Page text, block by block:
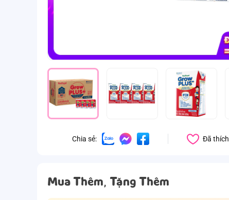
Chia sẻ: Đã thích
Mua Thêm, Tặng Thêm